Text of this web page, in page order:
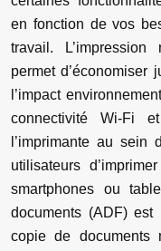
en fonction de vos
travail.
permet d’économiser
l’impact
connectivité Wi-Fi
l’imprimante au sein
utilisateurs
smartphones ou
documents (ADF)
copie de documents